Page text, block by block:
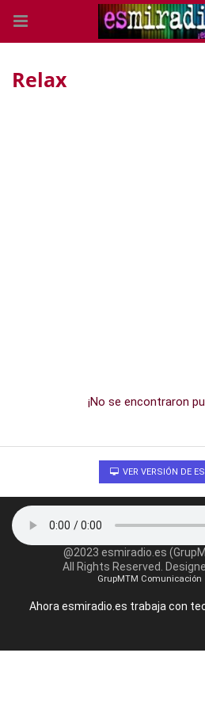
Relax
¡No se encontraron
VER VERSIÓN DE
@2023 esmiradio.es
All Rights Reserved.
GrupMTM Comunicación
Ahora esmiradio.es trabaja con